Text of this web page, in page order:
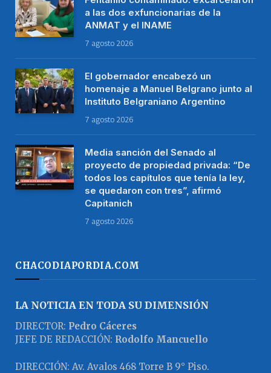
a las dos exfuncionarias de la
ANMAT y el INAME
7 agosto 2026
El gobernador encabezó un
homenaje a Manuel Belgrano junto al
Instituto Belgraniano Argentino
7 agosto 2026
Media sanción del Senado al
proyecto de propiedad privada: “De
todos los capítulos que tenía la ley,
se quedaron con tres”, afirmó
Capitanich
7 agosto 2026
CHACODIAPORDIA.COM
LA NOTICIA EN TODA SU DIMENSIÓN
DIRECTOR: Pedro Cáceres
JEFE DE REDACCIÓN: Rodolfo Mancuello
DIRECCIÓN: Av. Avalos 468 Torre B 9° Piso.